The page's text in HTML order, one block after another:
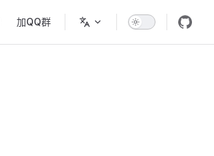
加QQ群